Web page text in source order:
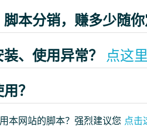
脚本分销，赚多少随
、使用异常？ 点这
？
本网站的脚本？强烈建议您 点击